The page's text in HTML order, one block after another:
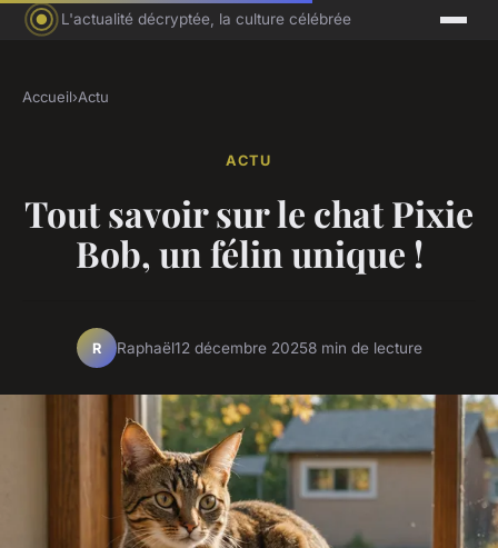
L'actualité décryptée, la culture célébrée
Accueil›Actu
ACTU
Tout savoir sur le chat Pixie
Bob, un félin unique !
R Raphaël12 décembre 20258 min de lecture